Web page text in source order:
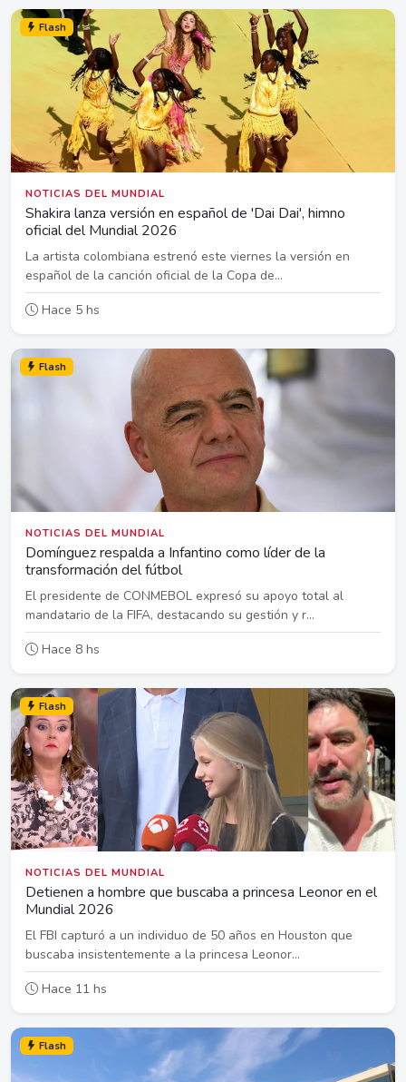
Flash
NOTICIAS DEL MUNDIAL
Shakira lanza versión en español de 'Dai Dai', himno
oficial del Mundial 2026
La artista colombiana estrenó este viernes la versión en
español de la canción oficial de la Copa de...
Hace 5 hs
Flash
NOTICIAS DEL MUNDIAL
Domínguez respalda a Infantino como líder de la
transformación del fútbol
El presidente de CONMEBOL expresó su apoyo total al
mandatario de la FIFA, destacando su gestión y r...
Hace 8 hs
Flash
NOTICIAS DEL MUNDIAL
Detienen a hombre que buscaba a princesa Leonor en el
Mundial 2026
El FBI capturó a un individuo de 50 años en Houston que
buscaba insistentemente a la princesa Leonor...
Hace 11 hs
Flash